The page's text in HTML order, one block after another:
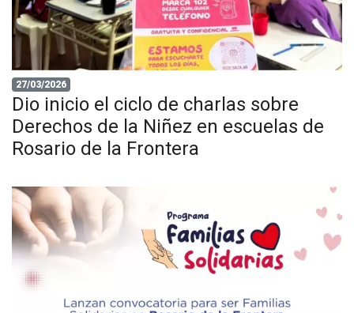
27/03/2026
Dio inicio el ciclo de charlas sobre
Derechos de la Niñez en escuelas de
Rosario de la Frontera